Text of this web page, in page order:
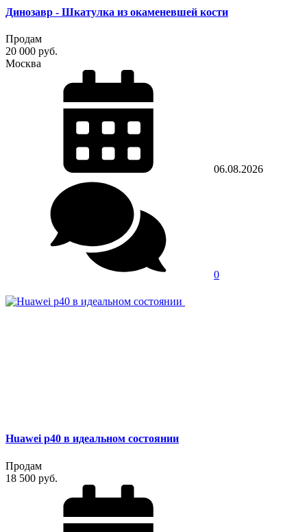
Динозавр - Шкатулка из окаменевшей кости
Продам
20 000 руб.
Москва
06.08.2026
0
Huawei p40 в идеальном состоянии
Продам
18 500 руб.